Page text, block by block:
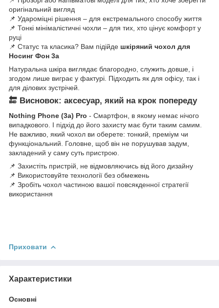
оригінальний вигляд
📌 Удароміцні рішення – для екстремального способу життя
📌 Тонкі мінімалістичні чохли – для тих, хто цінує комфорт у
руці
📌 Статус та класика? Вам підійде шкіряний чохол для
Носинг Фон 3а
Натуральна шкіра виглядає благородно, служить довше, і
згодом лише виграє у фактурі. Підходить як для офісу, так і
для ділових зустрічей.
🔚 Висновок: аксесуар, який на крок попереду
Nothing Phone (3a) Pro - Смартфон, в якому немає нічого
випадкового. І підхід до його захисту має бути таким самим.
Не важливо, який чохол ви оберете: тонкий, преміум чи
функціональний. Головне, щоб він не порушував задум,
закладений у саму суть пристрою.
📌 Захистіть пристрій, не відмовляючись від його дизайну
📌 Використовуйте технології без обмежень
📌 Зробіть чохол частиною вашої повсякденної стратегії
використання
Приховати
Характеристики
Основні